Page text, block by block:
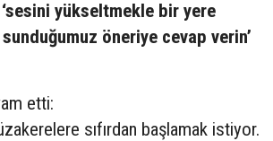
yükseltmekle bir yere
öneriye cevap verin’
etti:
sıfırdan başlamak istiyor.